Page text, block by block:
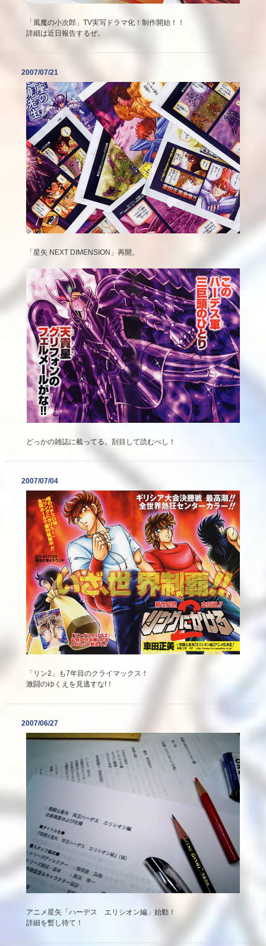
「風魔の小次郎」TV実写ドラマ化！制作開始！！
詳細は近日報告するぜ。
2007/07/21
「星矢 NEXT DIMENSION」再開。
どっかの雑誌に載ってる。刮目して読むべし！
2007/07/04
「リン2」も7年目のクライマックス！
激闘のゆくえを見逃すな!！
2007/06/27
アニメ星矢「ハーデス エリシオン編」始動！
詳細を暫し待て！